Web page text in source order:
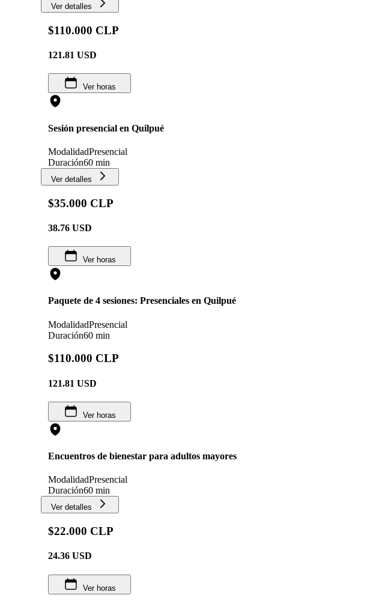
Ver detalles
$110.000 CLP
121.81 USD
Ver horas
Sesión presencial en Quilpué
ModalidadPresencial
Duración60 min
Ver detalles
$35.000 CLP
38.76 USD
Ver horas
Paquete de 4 sesiones: Presenciales en Quilpué
ModalidadPresencial
Duración60 min
$110.000 CLP
121.81 USD
Ver horas
Encuentros de bienestar para adultos mayores
ModalidadPresencial
Duración60 min
Ver detalles
$22.000 CLP
24.36 USD
Ver horas